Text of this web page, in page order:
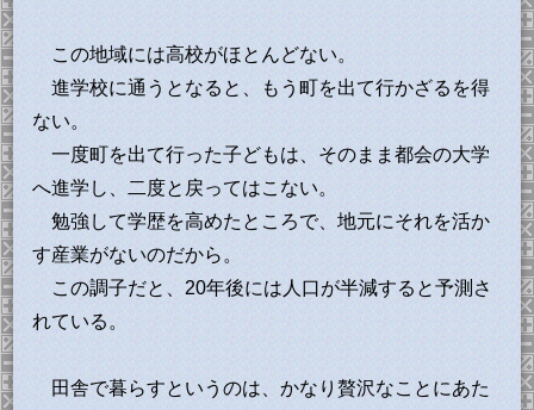
この地域には高校がほとんどない。
進学校に通うとなると、もう町を出て行かざるを得
ない。
一度町を出て行った子どもは、そのまま都会の大学
へ進学し、二度と戻ってはこない。
勉強して学歴を高めたところで、地元にそれを活か
す産業がないのだから。
この調子だと、20年後には人口が半減すると予測さ
れている。
田舎で暮らすというのは、かなり贅沢なことにあた